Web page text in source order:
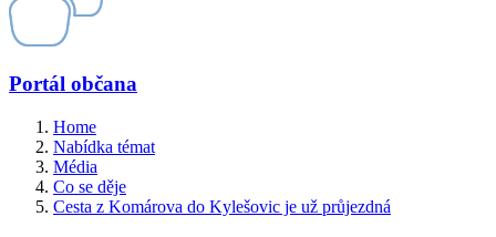
Portál občana
Home
Nabídka témat
Média
Co se děje
Cesta z Komárova do Kylešovic je už průjezdná